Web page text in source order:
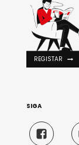
REGISTAR
SIGA